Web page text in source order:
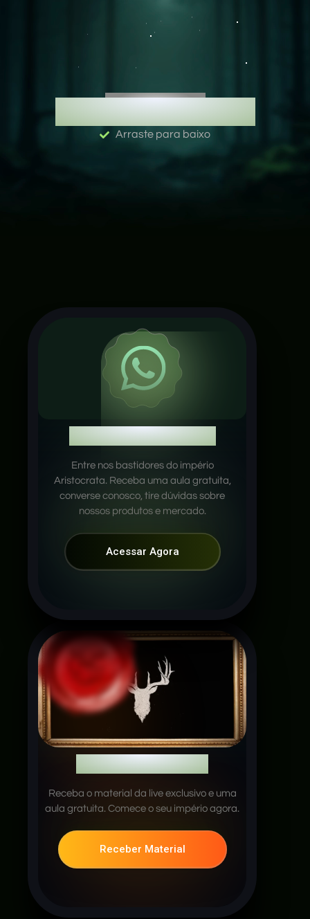
PORTAL DOS
ARISTOCRATAS
Arraste para baixo
WhatsApp Oficial
Entre nos bastidores do império
Aristocrata. Receba uma aula gratuita,
converse conosco, tire dúvidas sobre
nossos produtos e mercado.
Acessar Agora
Material da Live
Receba o material da live exclusivo e uma
aula gratuita. Comece o seu império agora.
Receber Material